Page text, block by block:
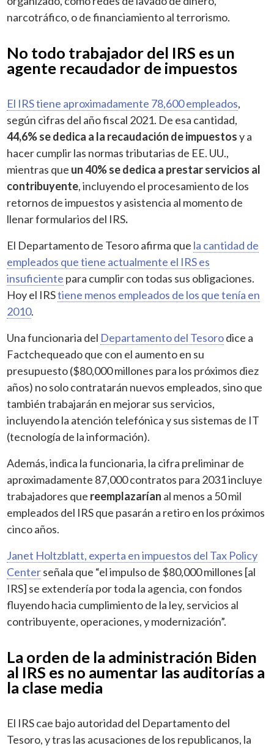
narcotráfico, o de financiamiento al terrorismo.
No todo trabajador del IRS es un
agente recaudador de impuestos
El IRS tiene aproximadamente 78,600 empleados,
según cifras del año fiscal 2021. De esa cantidad,
44,6% se dedica a la recaudación de impuestosy a
hacer cumplir las normas tributarias de EE. UU.,
mientras que un 40% se dedica a prestar servicios al
contribuyente, incluyendo el procesamiento de los
retornos de impuestos y asistencia al momento de
llenar formularios del IRS.
El Departamento de Tesoro afirma que la cantidad de
empleados que tiene actualmente el IRS es
insuficiente para cumplir con todas sus obligaciones.
Hoy el IRStiene menos empleados de los que tenía en
2010.
Una funcionaria del Departamento del Tesorodice a
Factchequeado que con el aumento en su
presupuesto ($80,000 millones para los próximos diez
años) no solo contratarán nuevos empleados, sino que
también trabajarán en mejorar sus servicios,
incluyendo la atención telefónica y sus sistemas de IT
(tecnología de la información).
Además, indica la funcionaria, la cifra preliminar de
aproximadamente 87,000 contratos para 2031 incluye
trabajadores que reemplazarían al menos a 50 mil
empleados del IRS que pasarán a retiro en los próximos
cinco años.
Janet Holtzblatt, experta en impuestos del Tax Policy
Centerseñala que “el impulso de $80,000 millones [al
IRS] se extendería por toda la agencia, con fondos
fluyendo hacia cumplimiento de la ley, servicios al
contribuyente, operaciones, y modernización”.
La orden de la administración Biden
al IRS es no aumentar las auditorías a
la clase media
El IRS cae bajo autoridad del Departamento del
Tesoro, y tras las acusaciones de los republicanos, la